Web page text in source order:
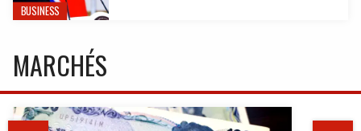
BUSINESS
MARCHÉS